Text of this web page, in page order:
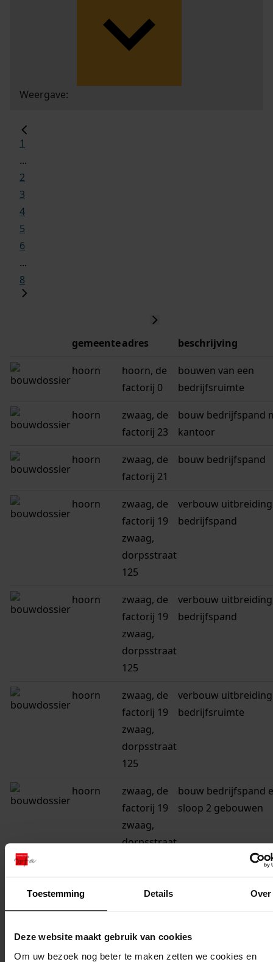
Toestemming Details Over
Deze website maakt gebruik van cookies
Om uw bezoek nog beter te maken zetten we cookies en
Weergave:
1
...
2
3
4
5
6
...
8
gemeenteadres beschrijving
hoorn
hoorn, de
factorij 0
bouwen van een
bedrijfsruimte
hoorn
zwaag, de
factorij 23
bouw bedrijfspand
kantoor
hoorn
zwaag, de
factorij 21
bouw bedrijfspand
hoorn
zwaag, de
factorij 19
zwaag,
dorpsstraat
125
verbouw uitbreiding
bedrijfspand
hoorn
zwaag, de
factorij 19
zwaag,
dorpsstraat
125
verbouw uitbreiding
bedrijfspand
hoorn
zwaag, de
factorij 19
zwaag,
dorpsstraat
125
verbouw uitbreiding
bedrijfsruimte
hoorn
zwaag, de
factorij 19
zwaag,
dorpsstraat
bouw bedrijfspand
sloop 2 gebouwen
hoorn
zwaag, de
bouw bedrijfspand